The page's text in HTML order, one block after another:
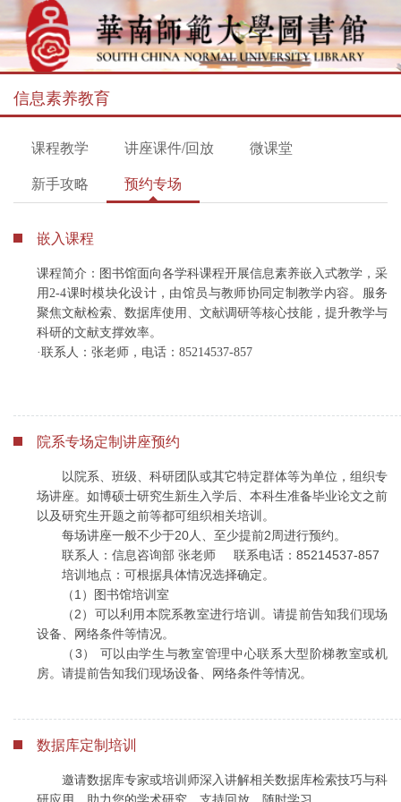
信息素养教育
课程教学 讲座课件/回放
微课堂
新手攻略
预约专场
嵌入课程
课程简介：图书馆面向各学科课程开展信息素养嵌入式教学，采
用2-4课时模块化设计，由馆员与教师协同定制教学内容。服务
聚焦文献检索、数据库使用、文献调研等核心技能，提升教学与
科研的文献支撑效率。
·联系人：张老师，电话：85214537-857
院系专场定制讲座预约
以院系、班级、科研团队或其它特定群体等为单位，组织专
场讲座。如博硕士研究生新生入学后、本科生准备毕业论文之前
以及研究生开题之前等都可组织相关培训。
每场讲座一般不少于20人、至少提前2周进行预约。
联系人：信息咨询部 张老师 联系电话：85214537-857
培训地点：可根据具体情况选择确定。
（1）图书馆培训室
（2）可以利用本院系教室进行培训。请提前告知我们现场
设备、网络条件等情况。
（3） 可以由学生与教室管理中心联系大型阶梯教室或机
房。请提前告知我们现场设备、网络条件等情况。
数据库定制培训
邀请数据库专家或培训师深入讲解相关数据库检索技巧与科